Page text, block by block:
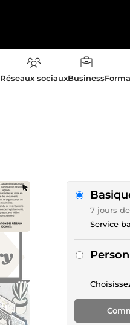
Réseaux sociauxBusiness
7 jours
Service